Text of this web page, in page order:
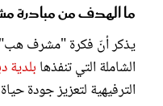
ما الهدف من مبادرة
يذكر أنّ فكرة "مشرف هب"
الشاملة التي تنفذها بلدية
الترفيهية لتعزيز جودة